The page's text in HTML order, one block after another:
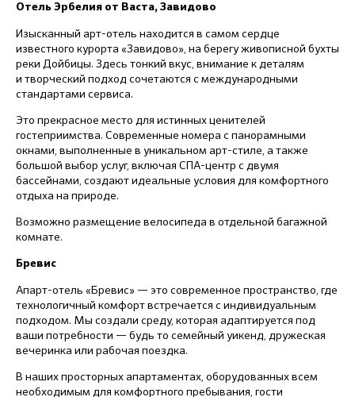
Отель Эрбелия от Васта, Завидово
Изысканный арт-отель находится в самом сердце
известного курорта «Завидово», на берегу живописной бухты
реки Дойбицы. Здесь тонкий вкус, внимание к деталям
и творческий подход сочетаются с международными
стандартами сервиса.
Это прекрасное место для истинных ценителей
гостеприимства. Современные номера с панорамными
окнами, выполненные в уникальном арт-стиле, а также
большой выбор услуг, включая СПА-центр с двумя
бассейнами, создают идеальные условия для комфортного
отдыха на природе.
Возможно размещение велосипеда в отдельной багажной
комнате.
Бревис
Апарт-отель «Бревис» — это современное пространство, где
технологичный комфорт встречается с индивидуальным
подходом. Мы создали среду, которая адаптируется под
ваши потребности — будь то семейный уикенд, дружеская
вечеринка или рабочая поездка.
В наших просторных апартаментах, оборудованных всем
необходимым для комфортного пребывания, гости